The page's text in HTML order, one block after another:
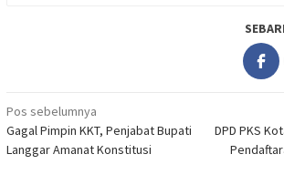
Navigasi
pos
Pos sebelumnya
Gagal Pimpin KKT, Penjabat Bupati
Langgar Amanat Konstitusi
DPD PKS